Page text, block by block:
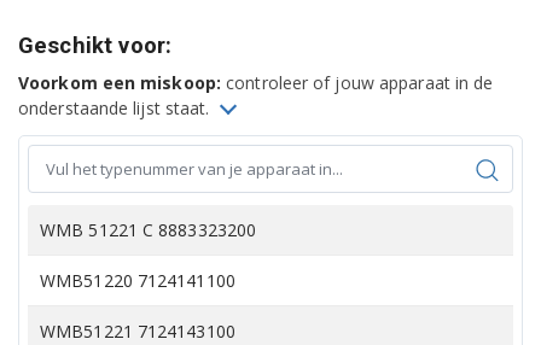
Geschikt voor:
Voorkom een miskoop: controleer of jouw apparaat in de
onderstaande lijst staat.
WMB 51221 C 8883323200
WMB51220 7124141100
WMB51221 7124143100